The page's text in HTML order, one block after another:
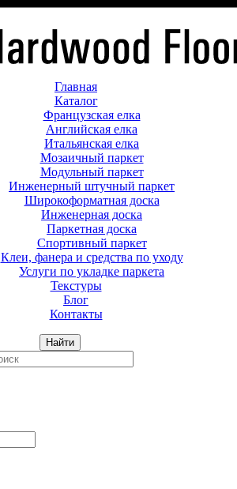
Главная
Каталог
Французская елка
Английская елка
Итальянская елка
Мозаичный паркет
Модульный паркет
Инженерный штучный паркет
Широкоформатная доска
Инженерная доска
Паркетная доска
Спортивный паркет
Клеи, фанера и средства по уходу
Услуги по укладке паркета
Текстуры
Блог
Контакты
Найти